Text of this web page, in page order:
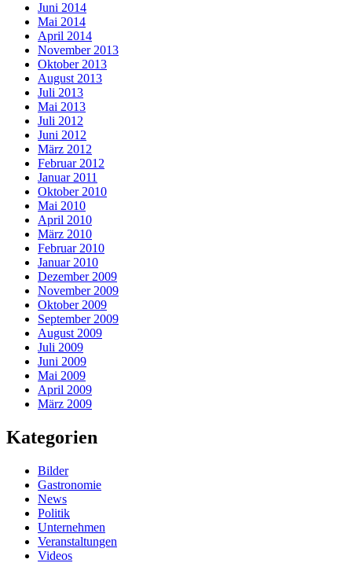
Juni 2014
Mai 2014
April 2014
November 2013
Oktober 2013
August 2013
Juli 2013
Mai 2013
Juli 2012
Juni 2012
März 2012
Februar 2012
Januar 2011
Oktober 2010
Mai 2010
April 2010
März 2010
Februar 2010
Januar 2010
Dezember 2009
November 2009
Oktober 2009
September 2009
August 2009
Juli 2009
Juni 2009
Mai 2009
April 2009
März 2009
Kategorien
Bilder
Gastronomie
News
Politik
Unternehmen
Veranstaltungen
Videos